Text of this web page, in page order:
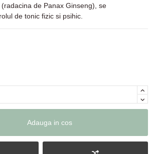
de Panax Ginseng), se
de tonic fizic si psihic.
Adauga in cos